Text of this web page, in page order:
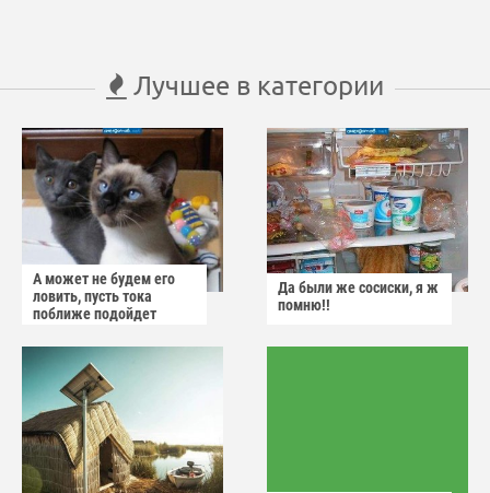
Лучшее в категории
А может не будем его
ловить, пусть тока
поближе подойдет
Да были же сосиски, я ж
помню!!